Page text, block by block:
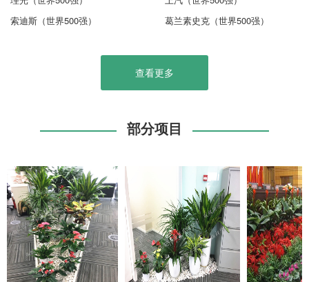
索迪斯（世界500强）
葛兰素史克（世界500强）
查看更多
部分项目